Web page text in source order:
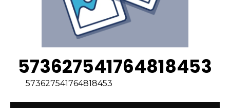
573627541764818453
573627541764818453